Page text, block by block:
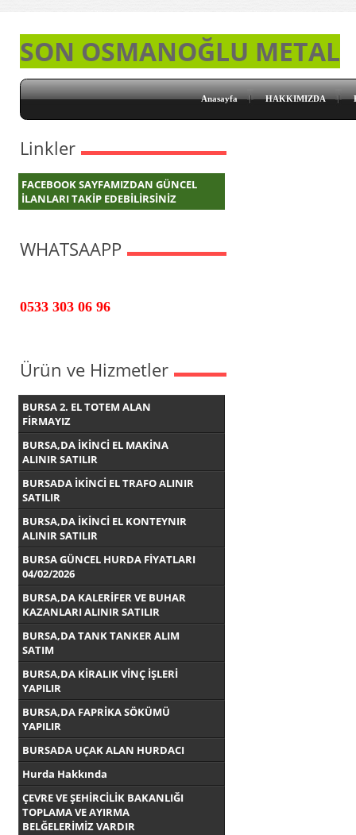
SON OSMANOĞLU METAL
Anasayfa HAKKIMIZDA
Linkler
FACEBOOK SAYFAMIZDAN GÜNCEL
İLANLARI TAKİP EDEBİLİRSİNİZ
WHATSAAPP
0533 303 06 96
Ürün ve Hizmetler
BURSA 2. EL TOTEM ALAN
FİRMAYIZ
BURSA,DA İKİNCİ EL MAKİNA
ALINIR SATILIR
BURSADA İKİNCİ EL TRAFO ALINIR
SATILIR
BURSA,DA İKİNCİ EL KONTEYNIR
ALINIR SATILIR
BURSA GÜNCEL HURDA FİYATLARI
04/02/2026
BURSA,DA KALERİFER VE BUHAR
KAZANLARI ALINIR SATILIR
BURSA,DA TANK TANKER ALIM
SATIM
BURSA,DA KİRALIK VİNÇ İŞLERİ
YAPILIR
BURSA,DA FAPRİKA SÖKÜMÜ
YAPILIR
BURSADA UÇAK ALAN HURDACI
Hurda Hakkında
ÇEVRE VE ŞEHİRCİLİK BAKANLIĞI
TOPLAMA VE AYIRMA
BELĞELERİMİZ VARDIR